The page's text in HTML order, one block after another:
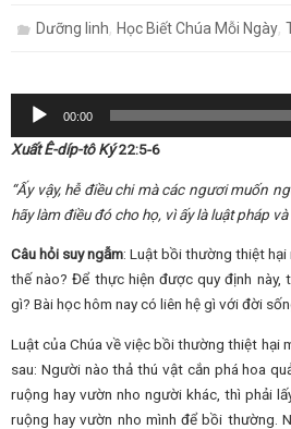
Dưỡng linh,Học Biết Chúa Mỗi Ngày,
Audio
00:00
Xuất Ê-díp-tô Ký22:5-6
“Ấy vậy, hễ điều chi mà các ngươi muốn
hãy làm điều đó cho họ, vì ấy là luật pháp
Câu hỏi suy ngẫm: Luật bồi thường thiệt
thế nào? Để thực hiện được quy định này,
gì? Bài học hôm nay có liên hệ gì với đời
Luật của Chúa về việc bồi thường thiệt hại
sau: Người nào thả thú vật cắn phá hoa
ruộng hay vườn nho người khác, thì phải
ruộng hay vườn nho mình để bồi thường.